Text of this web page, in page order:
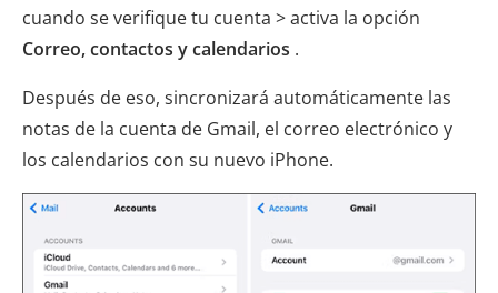
cuando se verifique tu cuenta > activa la opción
Correo, contactos y calendarios .
Después de eso, sincronizará automáticamente las
notas de la cuenta de Gmail, el correo electrónico y
los calendarios con su nuevo iPhone.